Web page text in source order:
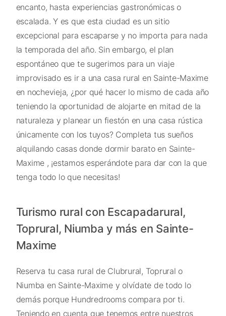
encanto, hasta experiencias gastronómicas o
escalada. Y es que esta ciudad es un sitio
excepcional para escaparse y no importa para nada
la temporada del año. Sin embargo, el plan
espontáneo que te sugerimos para un viaje
improvisado es ir a una casa rural en Sainte-Maxime
en nochevieja, ¿por qué hacer lo mismo de cada año
teniendo la oportunidad de alojarte en mitad de la
naturaleza y planear un fiestón en una casa rústica
únicamente con los tuyos? Completa tus sueños
alquilando casas donde dormir barato en Sainte-
Maxime , ¡estamos esperándote para dar con la que
tenga todo lo que necesitas!
Turismo rural con Escapadarural,
Toprural, Niumba y más en Sainte-
Maxime
Reserva tu casa rural de Clubrural, Toprural o
Niumba en Sainte-Maxime y olvídate de todo lo
demás porque Hundredrooms compara por ti.
Teniendo en cuenta que tenemos entre nuestros